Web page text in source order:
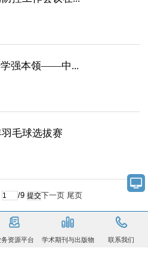
学强本领——中...
毛球选拔赛
/9 下一页 尾页
务资源平台 学术期刊与出版物 联系我们